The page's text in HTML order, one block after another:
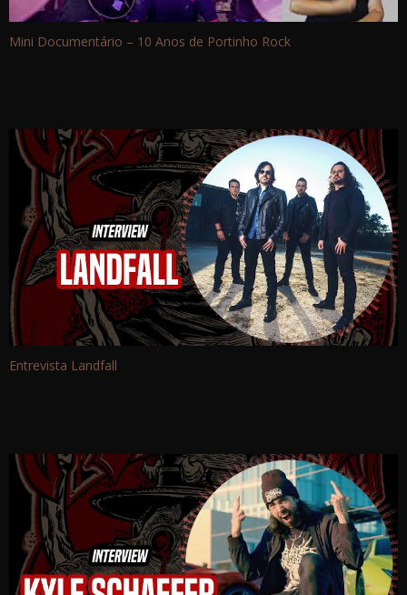
Mini Documentário – 10 Anos de Portinho Rock
Entrevista Landfall